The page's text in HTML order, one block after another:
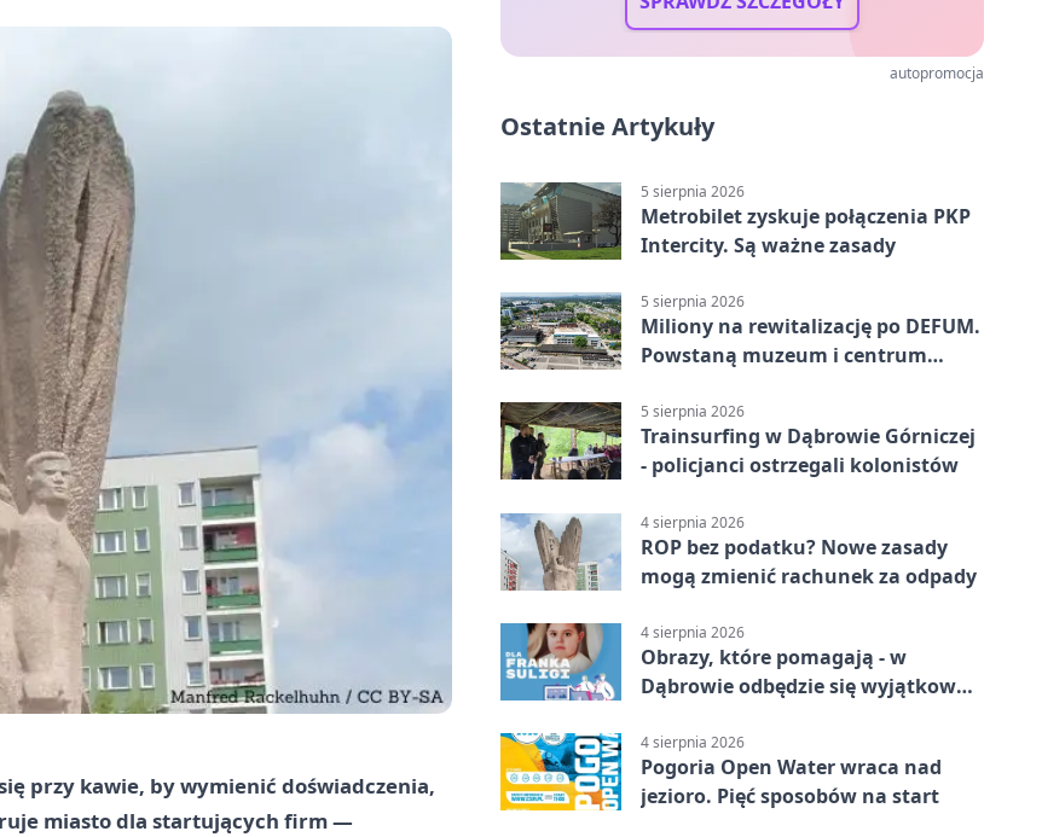
przy kawie, by wymienić doświadczenia,
miasto dla startujących firm —
autopromocja
Ostatnie Artykuły
5 sierpnia 2026
Metrobilet zyskuje połączenia PKP
Intercity. Są ważne zasady
5 sierpnia 2026
Miliony na rewitalizację po DEFUM.
Powstaną muzeum i centrum
5 sierpnia 2026
Trainsurfing w Dąbrowie Górniczej
- policjanci ostrzegali kolonistów
4 sierpnia 2026
ROP bez podatku? Nowe zasady
mogą zmienić rachunek za odpady
4 sierpnia 2026
Obrazy, które pomagają - w
Dąbrowie odbędzie się wyjątkowa
4 sierpnia 2026
Pogoria Open Water wraca nad
jezioro. Pięć sposobów na start